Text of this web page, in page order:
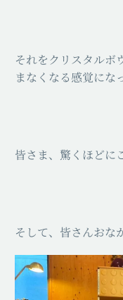
それをクリスタルボ
まなくなる感覚にな
皆さま、驚くほどに
そして、皆さんおな